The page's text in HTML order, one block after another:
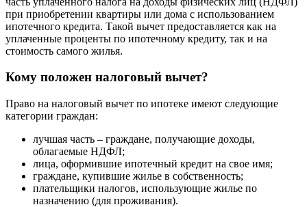
при приобретении квартиры или дома с использованием
ипотечного кредита. Такой вычет предоставляется как на
уплаченные проценты по ипотечному кредиту, так и на
стоимость самого жилья.
Кому положен налоговый вычет?
Право на налоговый вычет по ипотеке имеют следующие
категории граждан:
лучшая часть – граждане, получающие доходы,
облагаемые НДФЛ;
лица, оформившие ипотечный кредит на свое имя;
граждане, купившие жилье в собственность;
плательщики налогов, использующие жилье по
назначению (для проживания).